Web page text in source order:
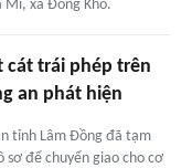
xã Đồng Kho.
trái phép trên
an phát hiện
tỉnh Lâm Đồng đã tạm
để chuyển giao cho cơ